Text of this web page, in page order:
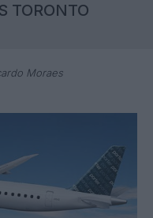
TORONTO
Moraes